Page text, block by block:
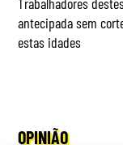
antecipada sem
estas idades
OPINIÃO